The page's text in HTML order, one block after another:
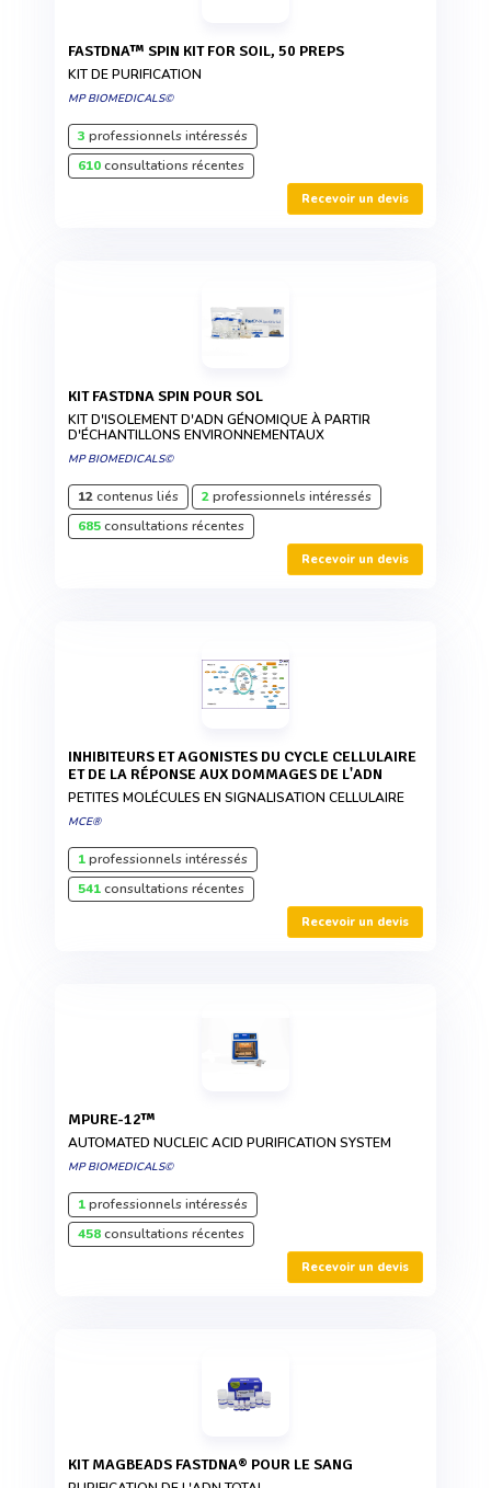
FASTDNA™ SPIN KIT FOR SOIL, 50 PREPS
KIT DE PURIFICATION
MP BIOMEDICALS©
3 professionnels intéressés
610consultations récentes
Recevoir un devis
KIT FASTDNA SPIN POUR SOL
KIT D'ISOLEMENT D'ADN GÉNOMIQUE À PARTIR
D'ÉCHANTILLONS ENVIRONNEMENTAUX
MP BIOMEDICALS©
12contenus liés 2professionnels intéressés
685consultations récentes
Recevoir un devis
INHIBITEURS ET AGONISTES DU CYCLE CELLULAIRE
ET DE LA RÉPONSE AUX DOMMAGES DE L'ADN
PETITES MOLÉCULES EN SIGNALISATION CELLULAIRE
MCE®
1professionnels intéressés
541consultations récentes
Recevoir un devis
MPURE-12™
AUTOMATED NUCLEIC ACID PURIFICATION SYSTEM
MP BIOMEDICALS©
1professionnels intéressés
458consultations récentes
Recevoir un devis
KIT MAGBEADS FASTDNA® POUR LE SANG